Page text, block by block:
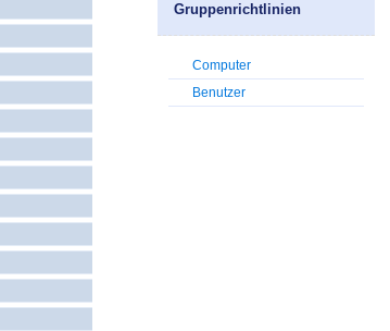
Gruppenrichtlinien
Computer
Benutzer